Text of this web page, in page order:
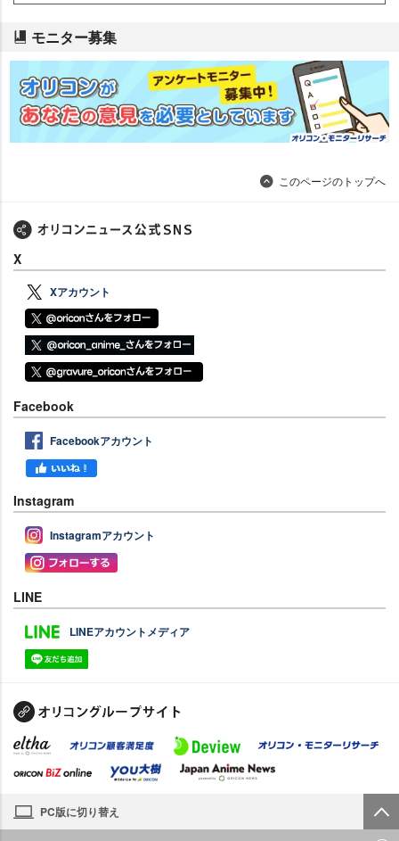
モニター募集
このページのトップへ
X
Xアカウント
Facebook
Facebookアカウント
Instagram
Instagramアカウント
LINE
LINEアカウントメディア
PC版に切り替え